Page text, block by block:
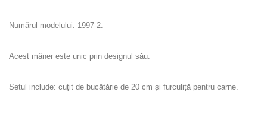
Numărul modelului: 1997-2.
Acest mâner este unic prin designul său.
Setul include: cuțit de bucătărie de 20 cm și furculiță pentru carne.